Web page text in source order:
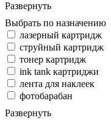
Развернуть
Выбрать по назначению
лазерный картридж
струйный картридж
тонер картридж
ink tank картриджи
лента для наклеек
фотобарабан
Развернуть